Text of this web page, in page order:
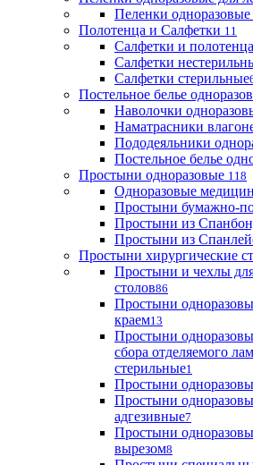
Пеленки
Полотенца и Салфетки 11
Салфетки и
Салфетки
Салфетки стерильные
Постельное белье
Наволочки
Наматрасники
Пододеяльники
Постельное белье
Простыни одноразовые 118
Одноразовые
Простыни бумажно-
Простыни из
Простыни из
Простыни хирургические
Простыни и чехлы
столов86
Простыни
краем13
Простыни
сбора отделяемого
стерильные1
Простыни
Простыни
адгезивные7
Простыни
вырезом8